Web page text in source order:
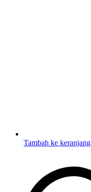
Tambah ke keranjang